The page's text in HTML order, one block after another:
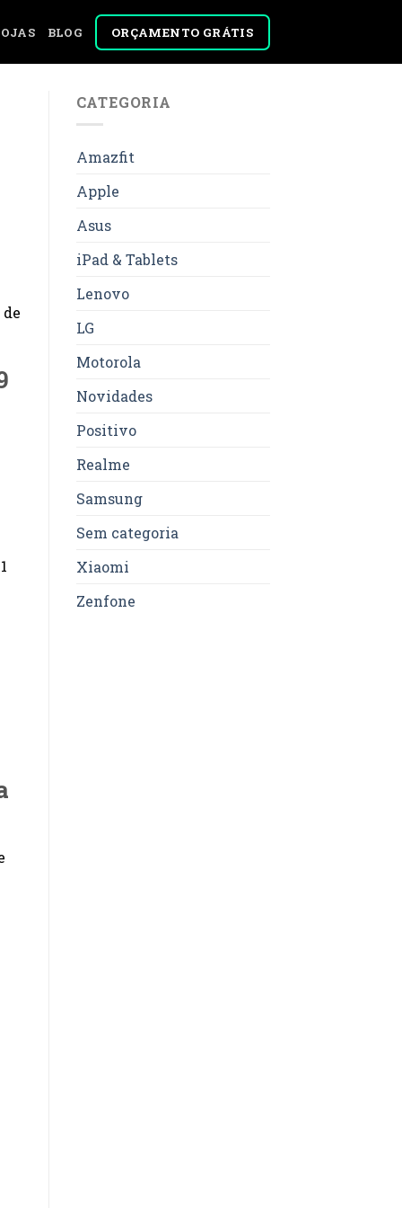
BLOG ORÇAMENTO GRÁTIS
CATEGORIA
Amazfit
Apple
Asus
iPad & Tablets
Lenovo
LG
Motorola
Novidades
Positivo
Realme
Samsung
Sem categoria
Xiaomi
Zenfone